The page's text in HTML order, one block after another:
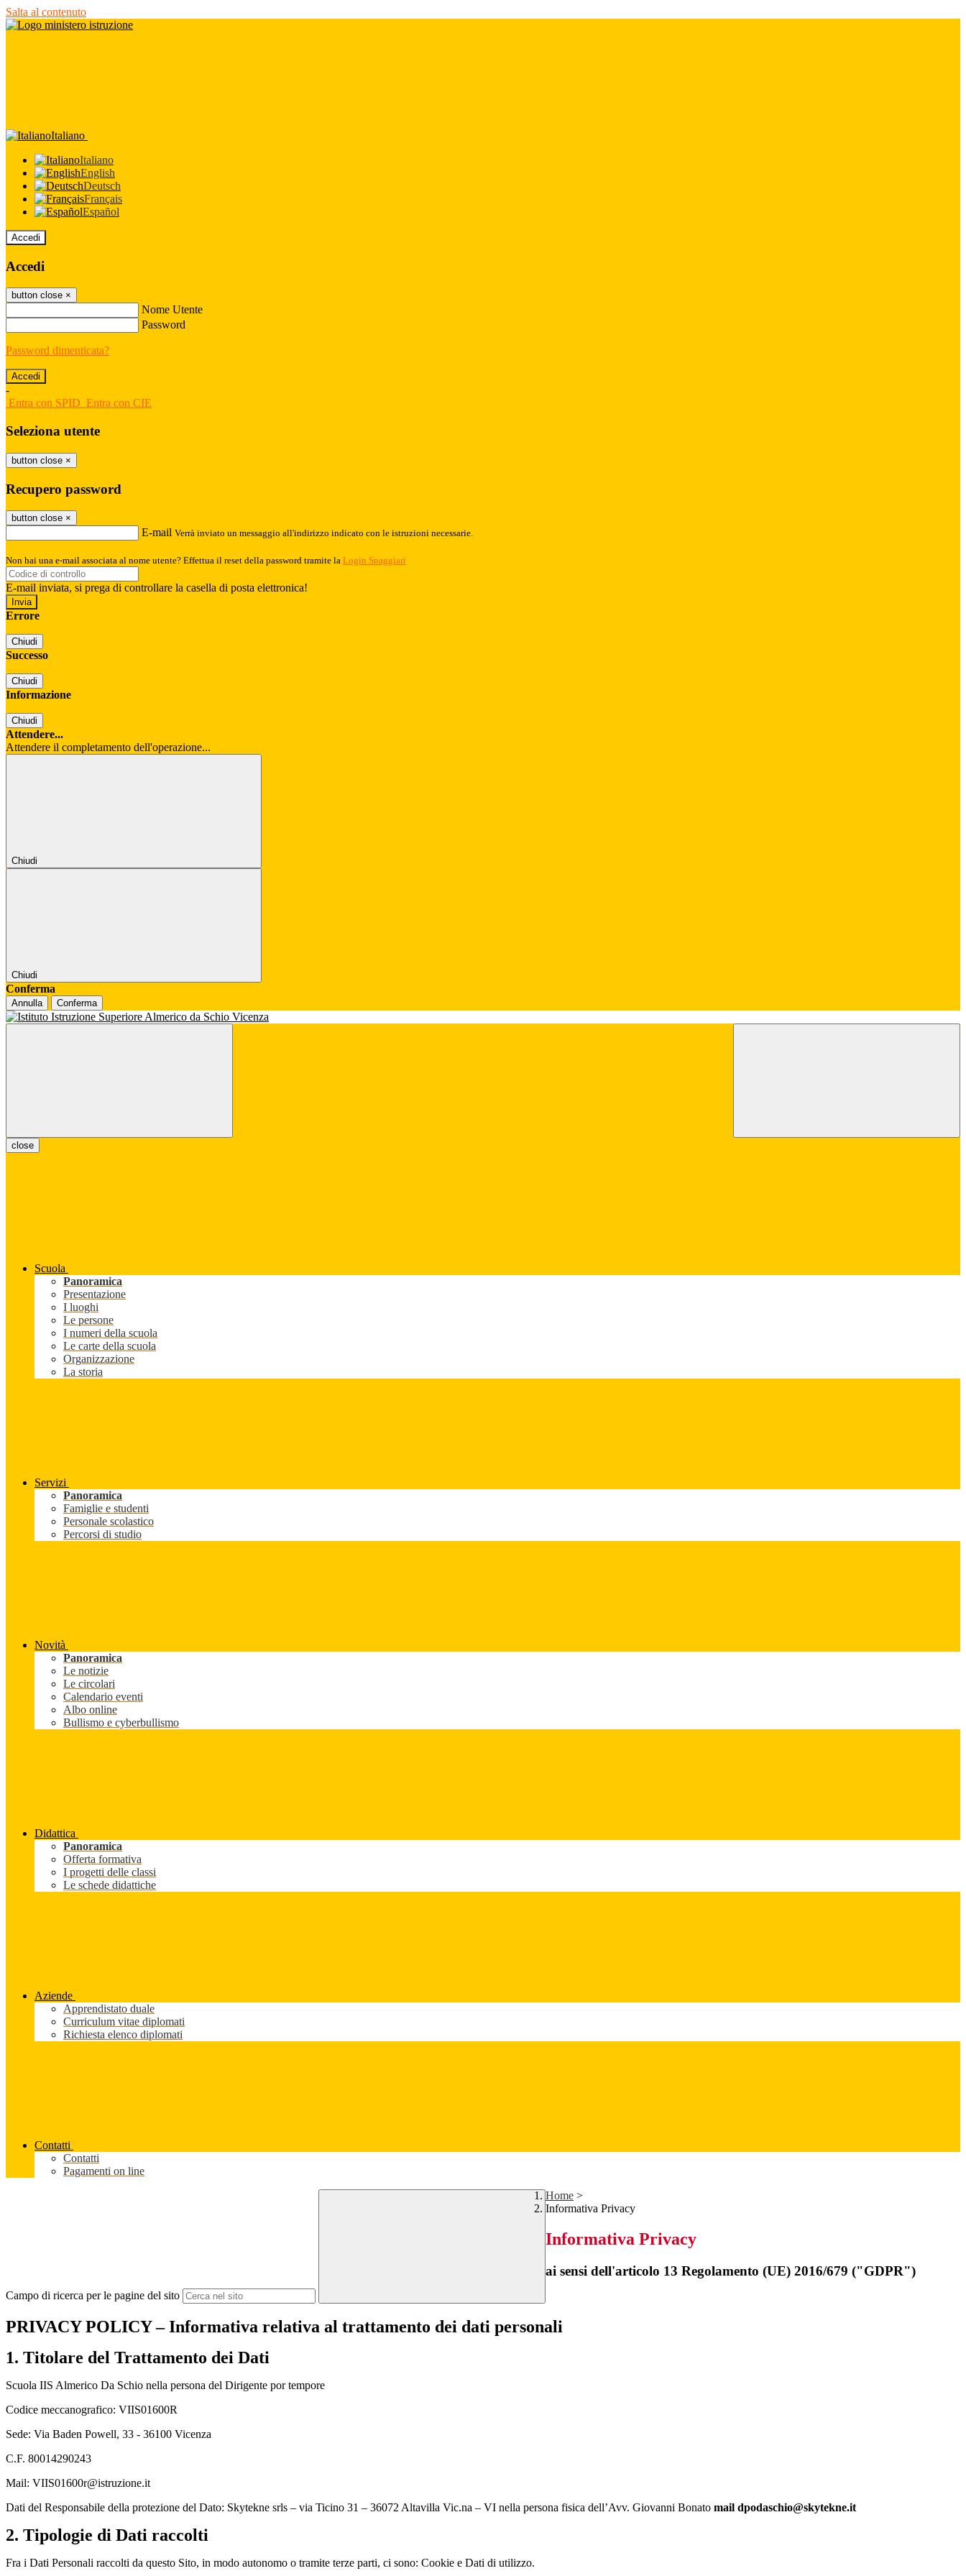
Salta al contenuto
Italiano
Italiano
English
Deutsch
Français
Español
Accedi
Accedi
button close ×
Nome Utente
Password
Password dimenticata?
-
Entra con SPID Entra con CIE
Seleziona utente
button close ×
Recupero password
button close ×
E-mail Verrà inviato un messaggio all'indirizzo indicato con le istruzioni necessarie.
Non hai una e-mail associata al nome utente? Effettua il reset della password tramite la Login Spaggiari
E-mail inviata, si prega di controllare la casella di posta elettronica!
Errore
Chiudi
Successo
Chiudi
Informazione
Chiudi
Attendere...
Attendere il completamento dell'operazione...
Chiudi
Chiudi
Conferma
Annulla Conferma
close
Scuola
Panoramica
Presentazione
I luoghi
Le persone
I numeri della scuola
Le carte della scuola
Organizzazione
La storia
Servizi
Panoramica
Famiglie e studenti
Personale scolastico
Percorsi di studio
Novità
Panoramica
Le notizie
Le circolari
Calendario eventi
Albo online
Bullismo e cyberbullismo
Didattica
Panoramica
Offerta formativa
I progetti delle classi
Le schede didattiche
Aziende
Apprendistato duale
Curriculum vitae diplomati
Richiesta elenco diplomati
Contatti
Contatti
Pagamenti on line
Campo di ricerca per le pagine del sito
Home >
Informativa Privacy
Informativa Privacy
ai sensi dell'articolo 13 Regolamento (UE) 2016/679 ("GDPR")
PRIVACY POLICY – Informativa relativa al trattamento dei dati personali
1. Titolare del Trattamento dei Dati
Scuola IIS Almerico Da Schio nella persona del Dirigente por tempore
Codice meccanografico: VIIS01600R
Sede: Via Baden Powell, 33 - 36100 Vicenza
C.F. 80014290243
Mail: VIIS01600r@istruzione.it
Dati del Responsabile della protezione del Dato: Skytekne srls – via Ticino 31 – 36072 Altavilla Vic.na – VI nella persona fisica dell’Avv. Giovanni Bonato mail dpodaschio@skytekne.it
2. Tipologie di Dati raccolti
Fra i Dati Personali raccolti da questo Sito, in modo autonomo o tramite terze parti, ci sono: Cookie e Dati di utilizzo.